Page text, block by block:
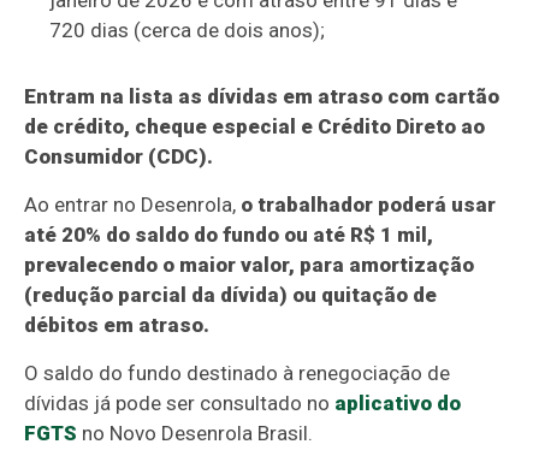
720 dias (cerca de dois anos);
Entram na lista as dívidas em atraso com cartão
de crédito, cheque especial e Crédito Direto ao
Consumidor (CDC).
Ao entrar no Desenrola, o trabalhador poderá usar
até 20% do saldo do fundo ou até R$ 1 mil,
prevalecendo o maior valor, para amortização
(redução parcial da dívida) ou quitação de
débitos em atraso.
O saldo do fundo destinado à renegociação de
dívidas já pode ser consultado no aplicativo do
FGTS no Novo Desenrola Brasil.